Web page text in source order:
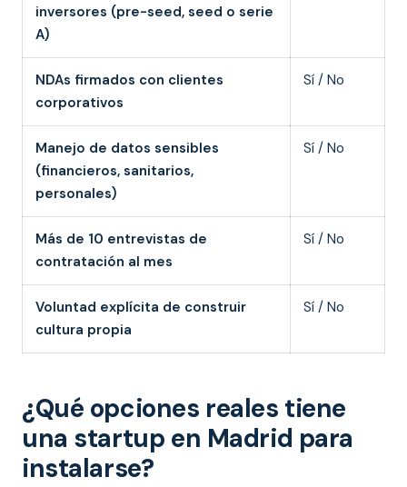
inversores (pre-seed, seed o serie
A)
NDAs firmados con clientes
corporativos
Sí / No
Manejo de datos sensibles
(financieros, sanitarios,
personales)
Sí / No
Más de 10 entrevistas de
contratación al mes
Sí / No
Voluntad explícita de construir
cultura propia
Sí / No
¿Qué opciones reales tiene
una startup en Madrid para
instalarse?